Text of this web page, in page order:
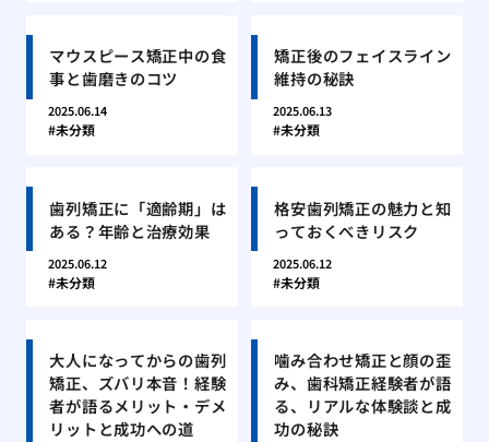
マウスピース矯正中の食
事と歯磨きのコツ
2025.06.14
未分類
矯正後のフェイスライン
維持の秘訣
2025.06.13
未分類
歯列矯正に「適齢期」は
ある？年齢と治療効果
2025.06.12
未分類
格安歯列矯正の魅力と知
っておくべきリスク
2025.06.12
未分類
大人になってからの歯列
矯正、ズバリ本音！経験
者が語るメリット・デメ
リットと成功への道
噛み合わせ矯正と顔の歪
み、歯科矯正経験者が語
る、リアルな体験談と成
功の秘訣